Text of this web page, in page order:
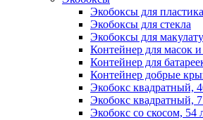
Экобоксы для пластика
Экобоксы для стекла
Экобоксы для
Контейнер для масок
Контейнер для
Контейнер добрые
Экобокс квадратный,
Экобокс квадратный,
Экобокс со скосом, 54